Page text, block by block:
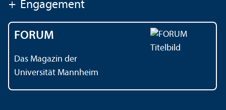
+ Engagement
FORUM
Das Magazin der
Universität Mannheim